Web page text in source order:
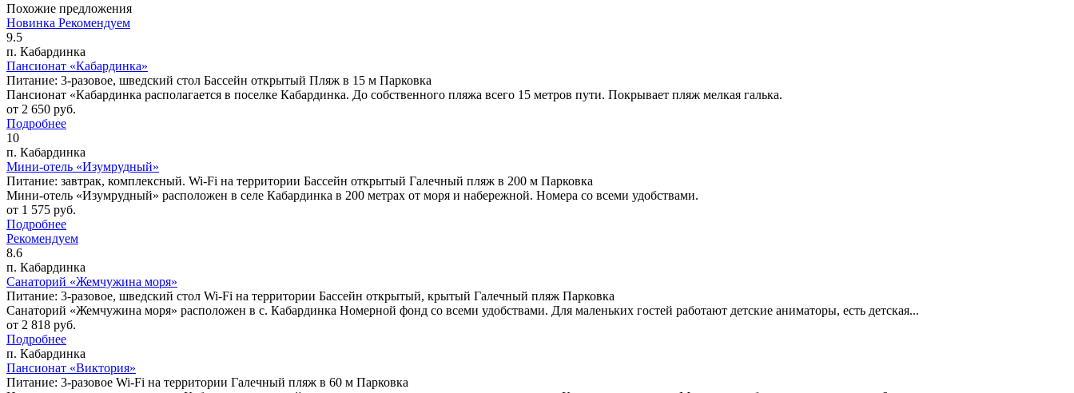
Похожие предложения
Новинка Рекомендуем
9.5
п. Кабардинка
Пансионат «Кабардинка»
Питание: 3-разовое, шведский стол Бассейн открытый Пляж в 15 м Парковка
Пансионат «Кабардинка располагается в поселке Кабардинка. До собственного пляжа всего 15 метров пути. Покрывает пляж мелкая галька.
от 2 650 руб.
Подробнее
10
п. Кабардинка
Мини-отель «Изумрудный»
Питание: завтрак, комплексный. Wi-Fi на территории Бассейн открытый Галечный пляж в 200 м Парковка
Мини-отель «Изумрудный» расположен в селе Кабардинка в 200 метрах от моря и набережной. Номера со всеми удобствами.
от 1 575 руб.
Подробнее
Рекомендуем
8.6
п. Кабардинка
Санаторий «Жемчужина моря»
Питание: 3-разовое, шведский стол Wi-Fi на территории Бассейн открытый, крытый Галечный пляж Парковка
Санаторий «Жемчужина моря» расположен в с. Кабардинка Номерной фонд со всеми удобствами. Для маленьких гостей работают детские аниматоры, есть детская...
от 2 818 руб.
Подробнее
п. Кабардинка
Пансионат «Виктория»
Питание: 3-разовое Wi-Fi на территории Галечный пляж в 60 м Парковка